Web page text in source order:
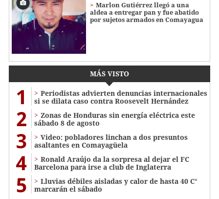
Marlon Gutiérrez llegó a una
aldea a entregar pan y fue abatido
por sujetos armados en Comayagua
MÁS VISTO
1
Periodistas advierten denuncias internacionales
si se dilata caso contra Roosevelt Hernández
2
Zonas de Honduras sin energía eléctrica este
sábado 8 de agosto
3
Video: pobladores linchan a dos presuntos
asaltantes en Comayagüela
4
Ronald Araújo da la sorpresa al dejar el FC
Barcelona para irse a club de Inglaterra
5
Lluvias débiles aisladas y calor de hasta 40 C°
marcarán el sábado